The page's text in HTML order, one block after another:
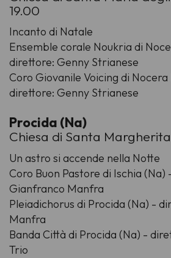
19.00
Incanto di Natale
Ensemble corale Noukria di
direttore: Genny Strianese
Coro Giovanile Voicing di
direttore: Genny Strianese
Procida (Na)
Chiesa di Santa
Un astro si accende nella Notte
Coro Buon Pastore di Ischia
Gianfranco Manfra
Pleiadichorus di Procida (Na) -
Manfra
Banda Città di Procida (Na) -
Trio